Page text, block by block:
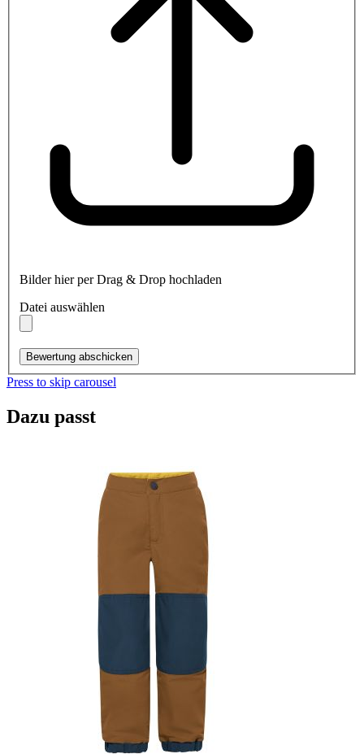
Bilder hier per Drag & Drop hochladen
Datei auswählen
Bewertung abschicken
Press to skip carousel
Dazu passt